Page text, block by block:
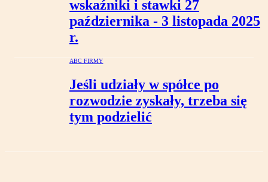
wskaźniki i stawki 27
października - 3 listopada 2025
r.
ABC FIRMY
Jeśli udziały w spółce po
rozwodzie zyskały, trzeba się
tym podzielić